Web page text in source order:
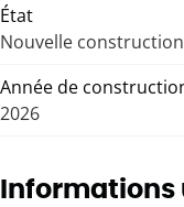
État
Nouvelle construction
Année de
2026
Informations